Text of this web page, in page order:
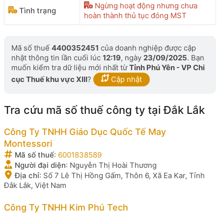
Tình trạng
Ngừng hoạt động nhưng chưa
hoàn thành thủ tục đóng MST
Mã số thuế 4400352451 của doanh nghiệp được cập
nhật thông tin lần cuối lúc 12:19, ngày 23/09/2025. Bạn
muốn kiểm tra dữ liệu mới nhất từTỉnh Phú Yên - VP Chi
cục Thuế khu vực XIII? Cập nhật
Tra cứu mã số thuế công ty tại Đắk Lắk
Công Ty TNHH Giáo Dục Quốc Tế May
Montessori
Mã số thuế: 6001838589
Người đại diện: Nguyễn Thị Hoài Thương
Địa chỉ: Số 7 Lê Thị Hồng Gấm, Thôn 6, Xã Ea Kar, Tỉnh
Đắk Lắk, Việt Nam
Công Ty TNHH Kim Phú Tech